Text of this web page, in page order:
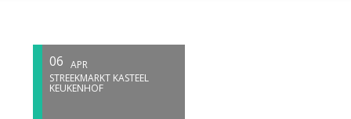
06 APR
STREEKMARKT KASTEEL
KEUKENHOF